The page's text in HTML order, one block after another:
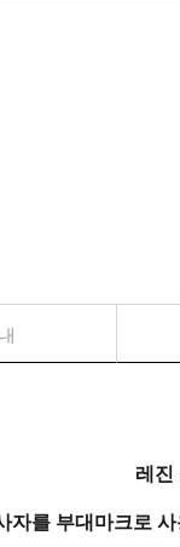
레진
자를 부대마크로